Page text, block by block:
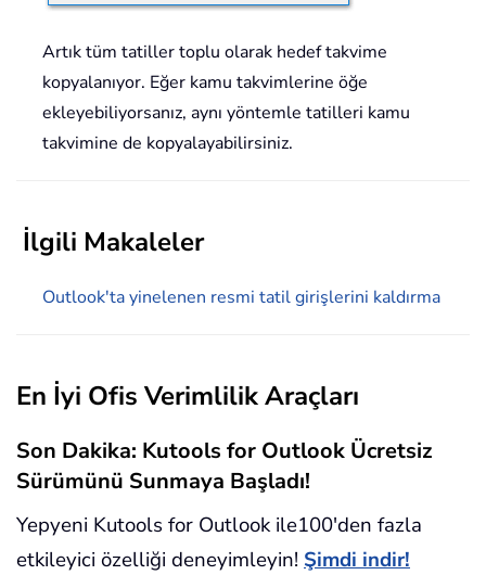
Artık tüm tatiller toplu olarak hedef takvime
kopyalanıyor. Eğer kamu takvimlerine öğe
ekleyebiliyorsanız, aynı yöntemle tatilleri kamu
takvimine de kopyalayabilirsiniz.
İlgili Makaleler
Outlook'ta yinelenen resmi tatil girişlerini kaldırma
En İyi Ofis Verimlilik Araçları
Son Dakika: Kutools for Outlook Ücretsiz
Sürümünü Sunmaya Başladı!
Yepyeni Kutools for Outlook ile100'den fazla
etkileyici özelliği deneyimleyin! Şimdi indir!